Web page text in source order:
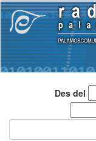
Des del